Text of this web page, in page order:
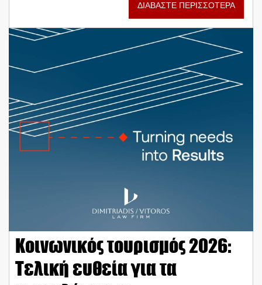
ΔΙΑΒΑΣΤΕ ΠΕΡΙΣΣΟΤΕΡΑ
Κοινωνικός τουρισμός 2026:
Τελική ευθεία για τα